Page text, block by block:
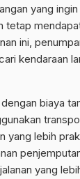
yang
tetap
ini,
kendaraan
biaya
yang lebih
yang